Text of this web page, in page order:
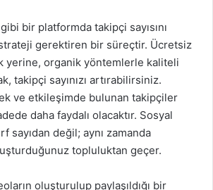
bir platformda takipçi sayısını
strateji gerektiren bir süreçtir. Ücretsiz
yerine, organik yöntemlerle kaliteli
takipçi sayınızı artırabilirsiniz.
ve etkileşimde bulunan takipçiler
daha faydalı olacaktır. Sosyal
sayıdan değil; aynı zamanda
topluluktan geçer.
oluşturulup paylaşıldığı bir